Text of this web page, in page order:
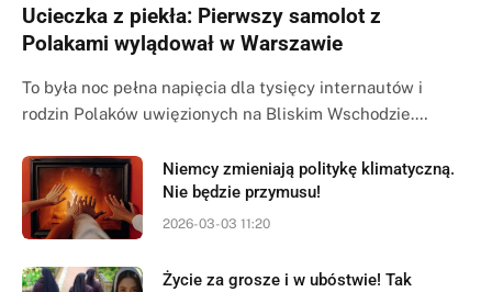
Ucieczka z piekła: Pierwszy samolot z
Polakami wylądował w Warszawie
To była noc pełna napięcia dla tysięcy internautów i
rodzin Polaków uwięzionych na Bliskim Wschodzie.…
Niemcy zmieniają politykę klimatyczną.
Nie będzie przymusu!
2026-03-03 11:20
Życie za grosze i w ubóstwie! Tak